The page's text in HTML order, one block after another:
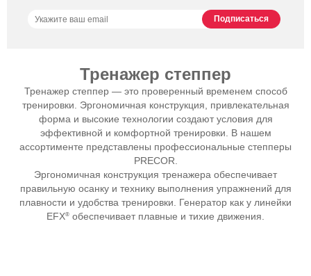
Тренажер степпер
Тренажер степпер — это проверенный временем способ
тренировки. Эргономичная конструкция, привлекательная
форма и высокие технологии создают условия для
эффективной и комфортной тренировки. В нашем
ассортименте представлены профессиональные степперы
PRECOR.
Эргономичная конструкция тренажера обеспечивает
правильную осанку и технику выполнения упражнений для
плавности и удобства тренировки. Генератор как у линейки
EFX® обеспечивает плавные и тихие движения.